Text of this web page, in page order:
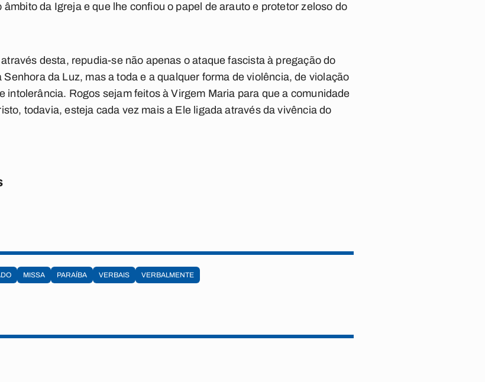
da Igreja e que lhe confiou o papel de arauto e protetor zeloso do
desta, repudia-se não apenas o ataque fascista à pregação do
da Luz, mas a toda e a qualquer forma de violência, de violação
intolerância. Rogos sejam feitos à Virgem Maria para que a comunidade
todavia, esteja cada vez mais a Ele ligada através da vivência do
MISSA PARAÍBA VERBAIS VERBALMENTE